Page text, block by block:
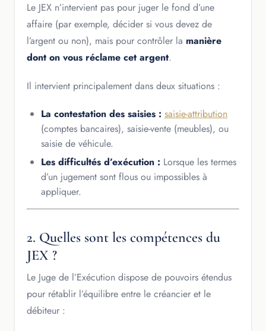
Le JEX n’intervient pas pour juger le fond d’une
affaire (par exemple, décider si vous devez de
l’argent ou non), mais pour contrôler la manière
dont on vous réclame cet argent.
Il intervient principalement dans deux situations :
La contestation des saisies : saisie-attribution
(comptes bancaires), saisie-vente (meubles), ou
saisie de véhicule.
Les difficultés d’exécution : Lorsque les termes
d’un jugement sont flous ou impossibles à
appliquer.
2. Quelles sont les compétences du
JEX ?
Le Juge de l’Exécution dispose de pouvoirs étendus
pour rétablir l’équilibre entre le créancier et le
débiteur :